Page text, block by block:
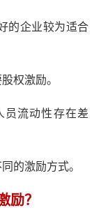
的企业较为适合
权激励。
员流动性存在差
的激励方式。
励？